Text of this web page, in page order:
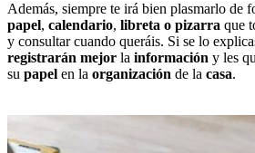
Además, siempre te irá bien plasmarlo de
papel, calendario, libreta o pizarra que
y consultar cuando queráis. Si se lo
registrarán mejor la información y les
su papel en la organización de la casa.